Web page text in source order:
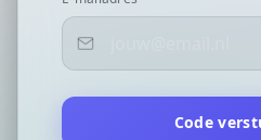
Code